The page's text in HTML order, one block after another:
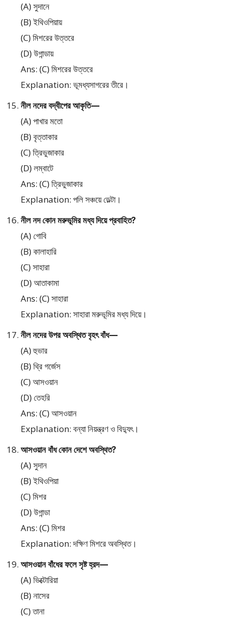
(A) সুদানে
(B) ইথিওপিয়ায়
(C) মিশরের উত্তরে
(D) উগান্ডায়
Ans: (C) মিশরের উত্তরে
Explanation: ভূমধ্যসাগরের তীরে।
নীল নদের বদ্বীপের আকৃতি—
(A) পাখার মতো
(B) বৃত্তাকার
(C) ত্রিভুজাকার
(D) লম্বাটে
Ans: (C) ত্রিভুজাকার
Explanation: পলি সঞ্চয়ে ডেল্টা।
নীল নদ কোন মরুভূমির মধ্য দিয়ে প্রবাহিত?
(A) গোবি
(B) কালাহারি
(C) সাহারা
(D) আতাকামা
Ans: (C) সাহারা
Explanation: সাহারা মরুভূমির মধ্য দিয়ে।
নীল নদের উপর অবস্থিত বৃহৎ বাঁধ—
(A) হুভার
(B) থ্রি গর্জেস
(C) আসওয়ান
(D) তেহরি
Ans: (C) আসওয়ান
Explanation: বন্যা নিয়ন্ত্রণ ও বিদ্যুৎ।
আসওয়ান বাঁধ কোন দেশে অবস্থিত?
(A) সুদান
(B) ইথিওপিয়া
(C) মিশর
(D) উগান্ডা
Ans: (C) মিশর
Explanation: দক্ষিণ মিশরে অবস্থিত।
আসওয়ান বাঁধের ফলে সৃষ্ট হ্রদ—
(A) ভিক্টোরিয়া
(B) নাসের
(C) তানা